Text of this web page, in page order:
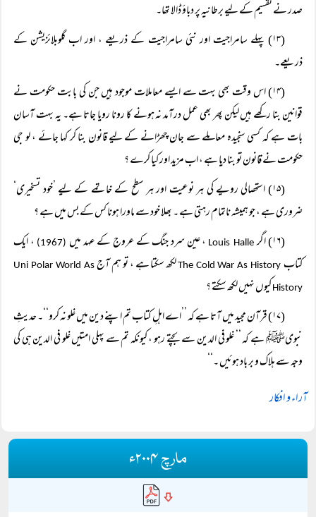
صدر نے تقسیم کے لیے برطانیہ پر دباؤ ڈالا تھا۔
(۱۳) پہلے سامراجیت اور نئی سامراجیت کے ذریعے ، اور اب گلوبلائزیشن کے
ذریعے۔
(۱۴) اس وقت بھی بہت سے ایسے معاملات موجود ہیں جن کی بابت حکومت نے
قوانین بنا رکھے ہیں لیکن پھر بھی عمل درآمد نہ ہونے کا رونا رویا جاتا ہے۔ یہ بہت آسان
بات ہے کہ کسی سنجیدہ معاملے سے جان چھڑانے کے لیے قانون بنا کر کہا جائے ، لو جی
حکومت نے قانون تو بنا دیا ہے ، اب مزید اور کیا کرے ؟
(۱۵) استحصالی رویے کی ہر نوعیت اور ہر سطح کے خاتمے کے لیے ’خود تسخیری‘
ضروری ہے ، جو ہمیشہ ناتمام رہتی ہے ۔ بھلا خود سے ماورا ہونا کس کے بس میں ہے ؟
(۱۶) اگر
Louis Halle ، عین سرد جنگ کے عروج کے عہد میں (1967)
، ایک
کتاب
لکھ سکتا ہے ، تو ہم آج Uni Polar World As
Historyکیوں نہیں لکھ سکتے ؟
(۱۷) قرآن مجید میں آتا ہے کہ ’’اے اہلِ کتاب تم اپنے دین میں غلو نہ کرو‘‘۔ حدیثِ
نبویﷺ ہے کہ ’’ غلو فی الدین سے بچتے رہو ، کیونکہ تم سے پہلی امتیں غلو فی الدین ہی کی
وجہ سے ہلاک و بر باد ہوئیں ۔‘‘
آراء و افکار
مارچ ۲۰۰۴ء